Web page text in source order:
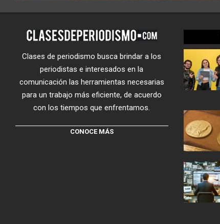
Clases de periodismo busca brindar a los
periodistas e interesados en la
comunicación las herramientas necesarias
para un trabajo más eficiente, de acuerdo
con los tiempos que enfrentamos.
CONOCE MÁS